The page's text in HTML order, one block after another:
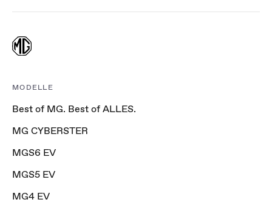
MODELLE
Best of MG. Best of ALLES.
MG CYBERSTER
MGS6 EV
MGS5 EV
MG4 EV